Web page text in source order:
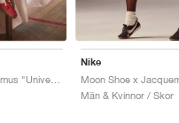
Moon Shoe x Jacquemus "University Red"
Nike
Män & Kvinnor / Skor